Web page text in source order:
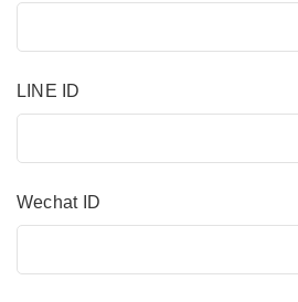
LINE ID
Wechat ID